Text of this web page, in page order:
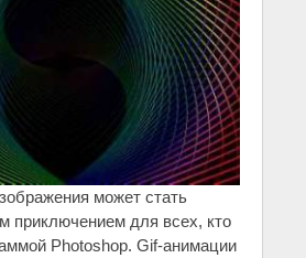
может стать
приключением для всех, кто
Photoshop. Gif-анимации